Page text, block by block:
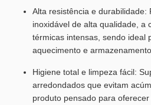
Alta resistência e durabilidade:
inoxidável de alta qualidade, a
térmicas intensas, sendo ideal
aquecimento e
Higiene total e limpeza fácil:
arredondados que evitam
produto pensado para